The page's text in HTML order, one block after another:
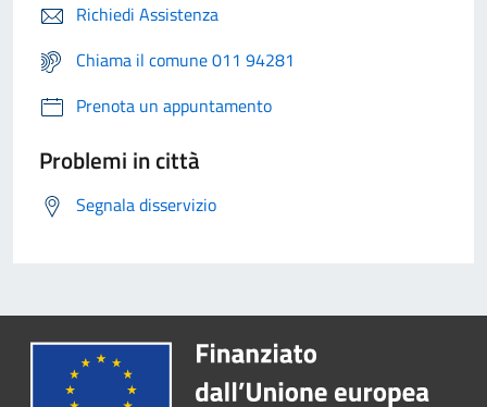
Richiedi Assistenza
Chiama il comune 011 94281
Prenota un appuntamento
Problemi in città
Segnala disservizio